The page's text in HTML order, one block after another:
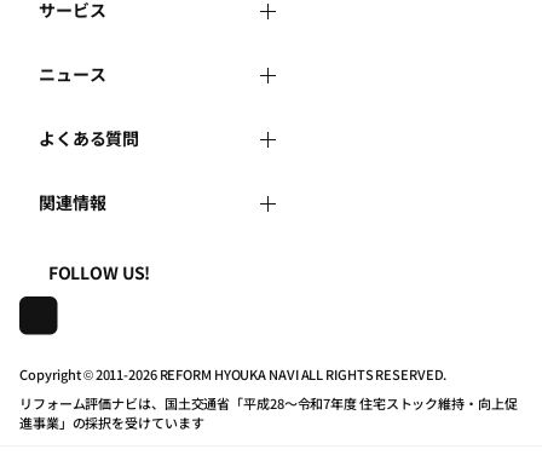
リフォーム評価ナビとは
運営体制
はじめての方へ
事務局へのお問い合せ
地域の相談窓口のみなさまへ
住宅関連機関リンク集
サービス
リフォーム会社を探す
リフォーム事例を見る
リフォームを相談する
リフォームを学ぶ
マイページの活用
ニュース
新着情報
講習会・セミナー
連携機関・企業・団体トピックス
よくある質問
よくある質問
利用規約
プライバシーポリシー
動作推奨環境について
関連情報
一般財団法人住まいづくりナビセンター
株式会社日本建築住宅センター
FOLLOW US!
Copyright © 2011-2026 REFORM HYOUKA NAVI ALL RIGHTS RESERVED.
リフォーム評価ナビは、国土交通省「平成28～令和7年度 住宅ストック維持・向上促
進事業」の採択を受けています